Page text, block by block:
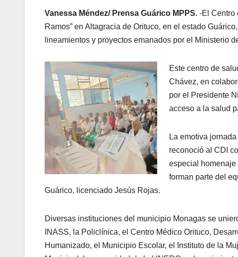
Vanessa Méndez/ Prensa Guárico MPPS. -El Centro
Ramos” en Altagracia de Orituco, en el estado
lineamientos y proyectos emanados por el Ministerio
Este centro de
Chávez, en
por el Presidente
acceso a la salud
La emotiva
reconoció al CDI
especial
forman parte del
Guárico, licenciado Jesús Rojas.
Diversas instituciones del municipio Monagas se
INASS, la Policlínica, el Centro Médico Orituco,
Humanizado, el Municipio Escolar, el Instituto de la